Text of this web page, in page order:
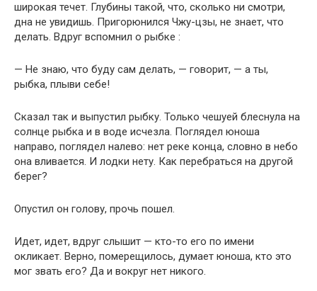
широкая течет. Глубины такой, что, сколько ни смотри,
дна не увидишь. Пригорюнился Чжу-цзы, не знает, что
делать. Вдруг вспомнил о рыбке :
— Не знаю, что буду сам делать, — говорит, — а ты,
рыбка, плыви себе!
Сказал так и выпустил рыбку. Только чешуей блеснула на
солнце рыбка и в воде исчезла. Поглядел юноша
направо, поглядел налево: нет реке конца, словно в небо
она вливается. И лодки нету. Как перебраться на другой
берег?
Опустил он голову, прочь пошел.
Идет, идет, вдруг слышит — кто-то его по имени
окликает. Верно, померещилось, думает юноша, кто это
мог звать его? Да и вокруг нет никого.